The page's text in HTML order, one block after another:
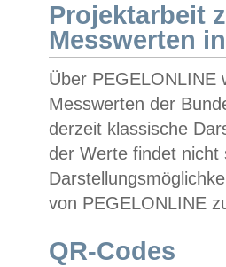
Projektarbeit
Messwerten
Über PEGELONLINE
Messwerten der
derzeit klassische
der Werte findet
von PEGELONLINE
QR-Codes